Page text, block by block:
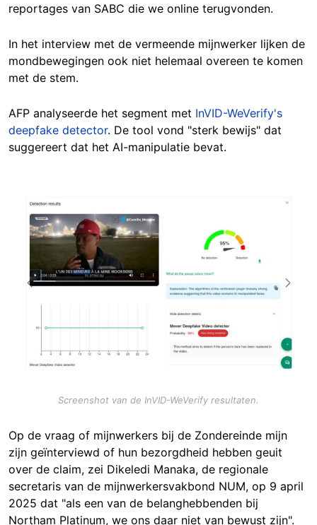
reportages van SABC die we online terugvonden.
In het interview met de vermeende mijnwerker lijken de
mondbewegingen ook niet helemaal overeen te komen
met de stem.
AFP analyseerde het segment met InVID-WeVerify's
deepfake detector. De tool vond "sterk bewijs" dat
suggereert dat het AI-manipulatie bevat.
Image
Screenshot van de InVID-WeVerify resultaten.
Op de vraag of mijnwerkers bij de Zondereinde mijn
zijn geïnterviewd of hun bezorgdheid hebben geuit
over de claim, zei Dikeledi Manaka, de regionale
secretaris van de mijnwerkersvakbond NUM, op 9 april
2025 dat "als een van de belanghebbenden bij
Northam Platinum, we ons daar niet van bewust zijn".